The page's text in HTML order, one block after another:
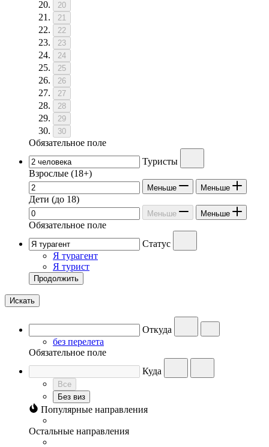
20
21
22
23
24
25
26
27
28
29
30
Обязательное поле
Туристы
Взрослые (18+)
Меньше Меньше
Дети (до 18)
Меньше Меньше
Обязательное поле
Статус
Я турагент
Я турист
Продолжить
Искать
Откуда
без перелета
Обязательное поле
Куда
Все
Без виз
Популярные направления
Остальные направления